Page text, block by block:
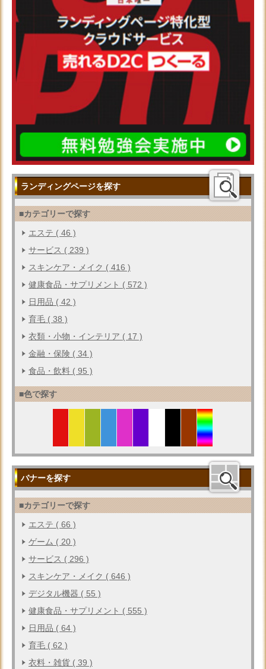
ランディングページを探す
■カテゴリーで探す
エステ ( 46 )
サービス ( 239 )
スキンケア・メイク ( 416 )
健康食品・サプリメント ( 572 )
日用品 ( 42 )
育毛 ( 38 )
衣類・小物・インテリア ( 17 )
金融・保険 ( 34 )
食品・飲料 ( 95 )
■色で探す
バナーを探す
■カテゴリーで探す
エステ ( 66 )
ゲーム ( 20 )
サービス ( 296 )
スキンケア・メイク ( 646 )
デジタル機器 ( 55 )
健康食品・サプリメント ( 555 )
日用品 ( 64 )
育毛 ( 62 )
衣料・雑貨 ( 39 )